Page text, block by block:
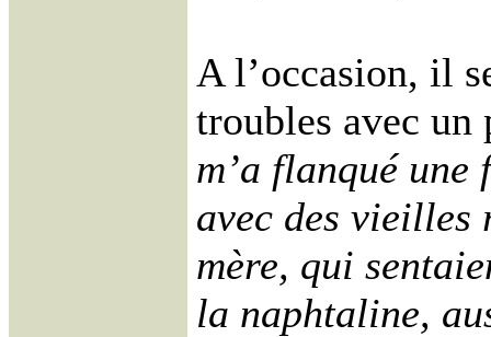
A l’occasion, il
troubles avec
m’a flanqué
avec des vieilles
mère, qui
la naphtaline,